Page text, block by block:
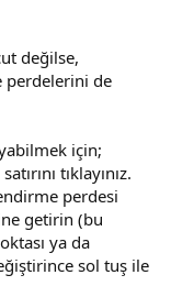
değilse,
perdelerini de
için;
tıklayınız.
perdesi
getirin (bu
ya da
sol tuş ile